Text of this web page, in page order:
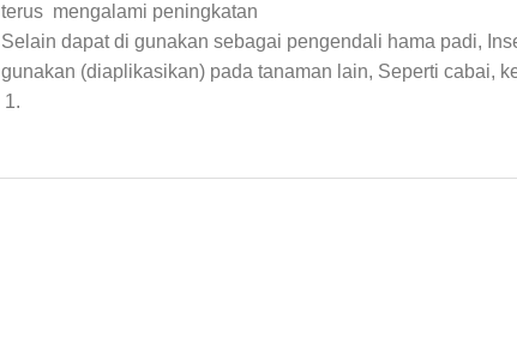
terus mengalami peningkatan
Selain dapat di gunakan sebagai pengendali hama padi,
gunakan (diaplikasikan) pada tanaman lain, Seperti cabai,